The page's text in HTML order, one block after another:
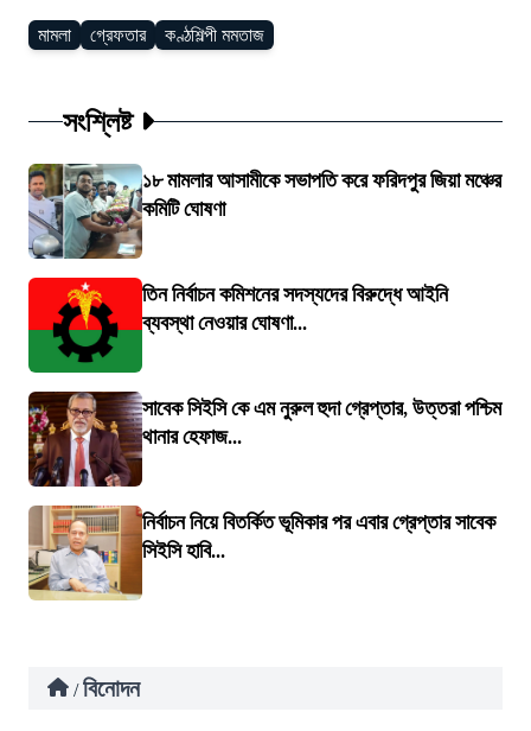
মামলা গ্রেফতার কণ্ঠশিল্পী মমতাজ
সংশ্লিষ্ট
১৮ মামলার আসামীকে সভাপতি করে ফরিদপুর জিয়া মঞ্চের
কমিটি ঘোষণা
তিন নির্বাচন কমিশনের সদস্যদের বিরুদ্ধে আইনি
ব্যবস্থা নেওয়ার ঘোষণা...
সাবেক সিইসি কে এম নুরুল হুদা গ্রেপ্তার, উত্তরা পশ্চিম
থানার হেফাজ...
নির্বাচন নিয়ে বিতর্কিত ভূমিকার পর এবার গ্রেপ্তার সাবেক
সিইসি হাবি...
/ বিনোদন